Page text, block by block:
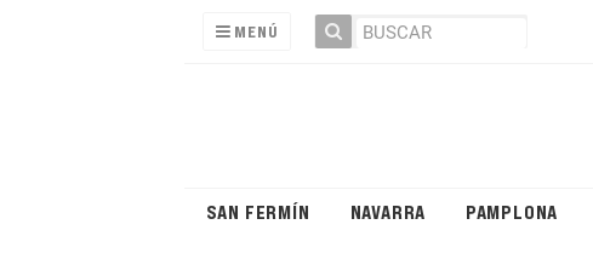
MENÚ
SAN FERMÍN NAVARRA PAMPLONA